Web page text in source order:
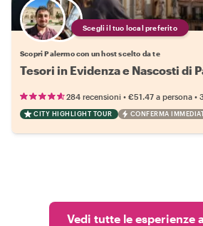
Scegli il tuo local preferito
Scopri Palermo con un host scelto da te
Tesori in Evidenza e Nascosti di
284 recensioni • €51.47 a persona •
CITY HIGHLIGHT TOUR CONFERMA
Vedi tutte le esperienze